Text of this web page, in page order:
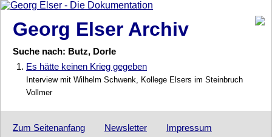
Georg Elser Archiv
Suche nach: Butz, Dorle
1. Es hätte keinen Krieg gegeben
Interview mit Wilhelm Schwenk, Kollege Elsers im Steinbruch
Vollmer
Zum Seitenanfang Newsletter Impressum